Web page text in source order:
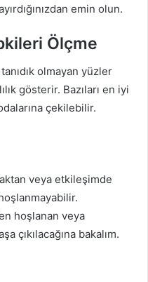
emin olun.
Ölçme
olmayan yüzler
gösterir. Bazıları en iyi
çekilebilir.
veya etkileşimde
hoşlanan veya
çıkılacağına bakalım.